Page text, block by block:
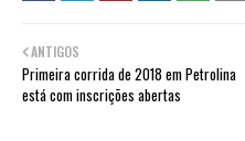
ANTIGOS
Primeira corrida de 2018 em Petrolina
está com inscrições abertas